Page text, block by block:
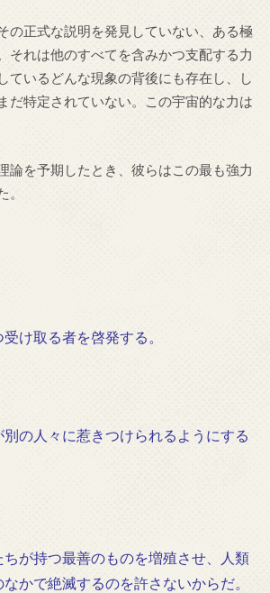
の正式な説明を発見していない、ある極
それは他のすべてを含みかつ支配する力
ているどんな現象の背後にも存在し、し
だ特定されていない。この宇宙的な力は
論を予期したとき、彼らはこの最も強力
け取る者を啓発する。
の人々に惹きつけられるようにする
が持つ最善のものを増殖させ、人類
かで絶滅するのを許さないからだ。